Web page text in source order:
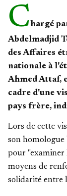
C hargé
Abdelmadjid
des Affaires
nationale à
Ahmed Attaf,
cadre d'une
pays frère,
Lors de cette
son
pour "examiner
moyens de
solidarité entre